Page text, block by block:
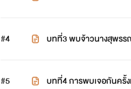
#4 บทที่3 พบจ้าวนางสุพร
#5 บทที่4 การพบเจอกันครั้ง